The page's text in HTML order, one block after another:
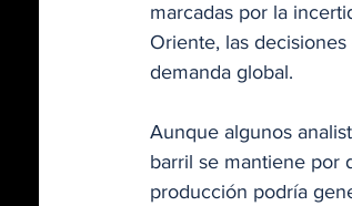
marcadas por la
Oriente, las
demanda global.
Aunque algunos
barril se mantiene por
producción podría